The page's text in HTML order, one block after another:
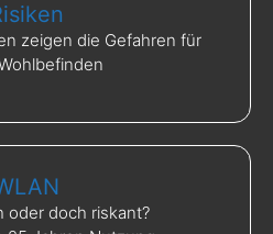
zeigen die Gefahren für
oder doch riskant?